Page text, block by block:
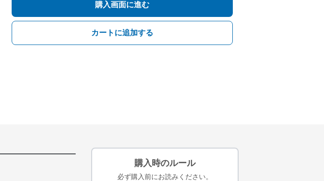
購入画面に進む
カートに追加する
購入時のルール
必ず購入前にお読みください。